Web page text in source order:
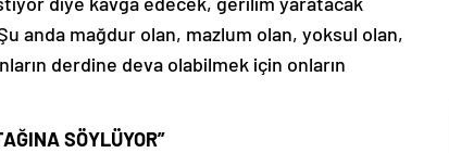
anda mağdur olan, mazlum olan, yoksul olan,
derdine deva olabilmek için onların
SÖYLÜYOR”